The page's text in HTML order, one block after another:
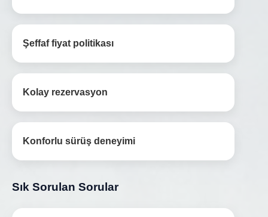
Şeffaf fiyat politikası
Kolay rezervasyon
Konforlu sürüş deneyimi
Sık Sorulan Sorular